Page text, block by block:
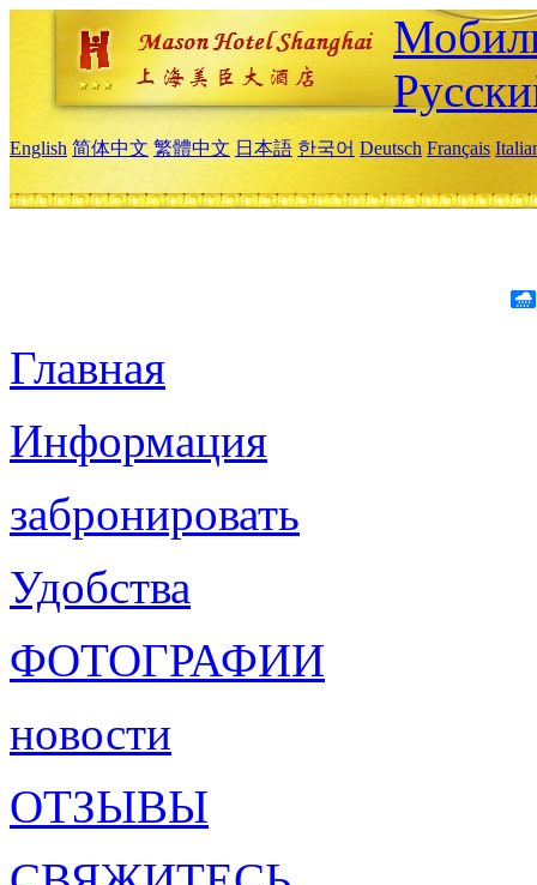
English 简体中文 繁體中文 日本語 한국어 Deutsch Français
Главная
Информация
забронировать
Удобства
ФОТОГРАФИИ
новости
ОТЗЫВЫ